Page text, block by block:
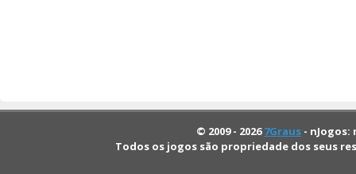
© 2009 - 20267Graus -
Todos os jogos são propriedade dos seus